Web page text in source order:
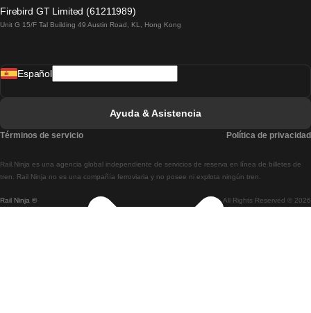
Tren De Lisboa A Madrid
Tren De Lisboa A Braga
Tren De Braga A Lisboa
Firebird GT Limited (61211989)
Unit G 15/F Tal Building 49 Austin Road, KL, Hong Kong
Rail Ninja ® All Rights Reserved © 2026
Rail.Ninja es una agencia global independiente de servicios de reserva en línea de billetes de
tren. Rail Ninja no es una compañía ferroviaria y no posee ni explota ningún tren.
Español
Ayuda & Asistencia
Términos de servicio Política de privacidad